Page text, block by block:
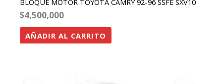
BLOQUE MOTOR TOYOTA CAMRY 92-96 SSFE SXV10
$4,500,000
AÑADIR AL CARRITO